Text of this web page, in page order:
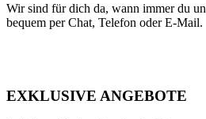
Wir sind für dich da, wann immer du
bequem per Chat, Telefon oder E-Mail.
EXKLUSIVE ANGEBOTE